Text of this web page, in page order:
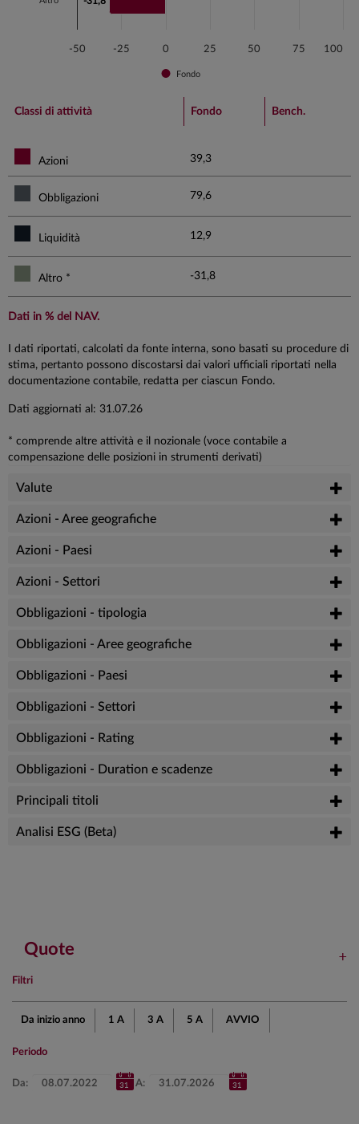
0 100
-50 -25 25 50 75
Fondo
End of interactive chart.
Classi di attività Fondo Bench.
Azioni 39,3
Obbligazioni 79,6
Liquidità 12,9
Altro * -31,8
Dati in % del NAV.
I dati riportati, calcolati da fonte interna, sono basati su procedure di
stima, pertanto possono discostarsi dai valori ufficiali riportati nella
documentazione contabile, redatta per ciascun Fondo.
Dati aggiornati al: 31.07.26
* comprende altre attività e il nozionale (voce contabile a
compensazione delle posizioni in strumenti derivati)
Valute
Azioni - Aree geografiche
Azioni - Paesi
Azioni - Settori
Obbligazioni - tipologia
Obbligazioni - Aree geografiche
Obbligazioni - Paesi
Obbligazioni - Settori
Obbligazioni - Rating
Obbligazioni - Duration e scadenze
Principali titoli
Analisi ESG (Beta)
Quote
Filtri
Da inizio anno 1 A 3 A 5 A AVVIO
Periodo
Da: A: